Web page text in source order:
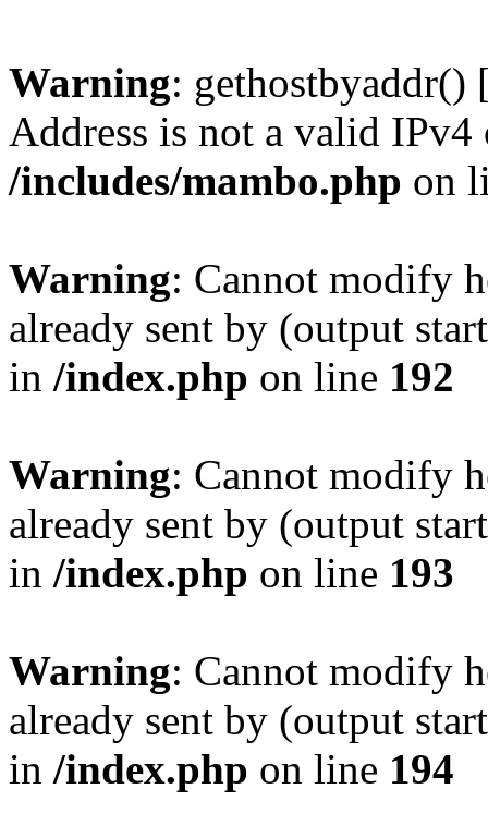
Warning: gethostbyaddr()
Address is not a valid IPv4
/includes/mambo.php on
Warning: Cannot modify
already sent by (output
in /index.php on line 192
Warning: Cannot modify
already sent by (output
in /index.php on line 193
Warning: Cannot modify
already sent by (output
in /index.php on line 194